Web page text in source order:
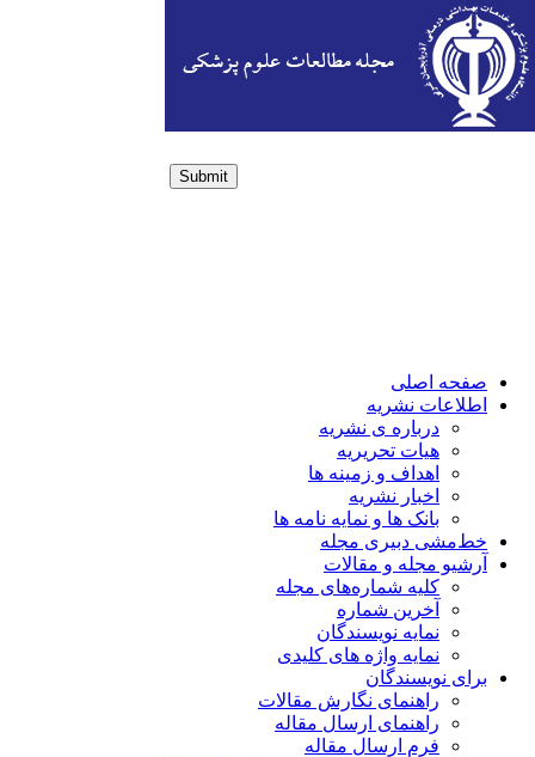
Submit
صفحه اصلی
اطلاعات نشریه
درباره ی نشریه
هیات تحریریه
اهداف و زمینه ها
اخبار نشریه
بانک ها و نمایه نامه ها
خط‌مشی دبیری مجله
آرشیو مجله و مقالات
کلیه شماره‌های مجله
آخرین شماره
نمایه نویسندگان
نمایه واژه های کلیدی
برای نویسندگان
راهنمای نگارش مقالات
راهنمای ارسال مقاله
فرم ارسال مقاله